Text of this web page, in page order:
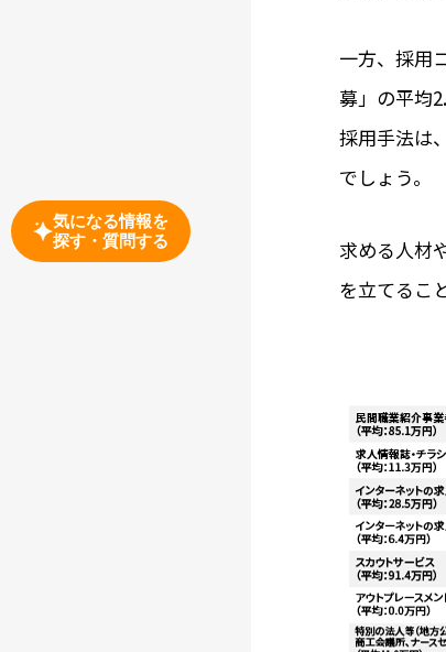
一方、採用
募」の平均
採用手法は
でしょう。
求める人材
を立てるこ
気になる情報を
探す・質問する